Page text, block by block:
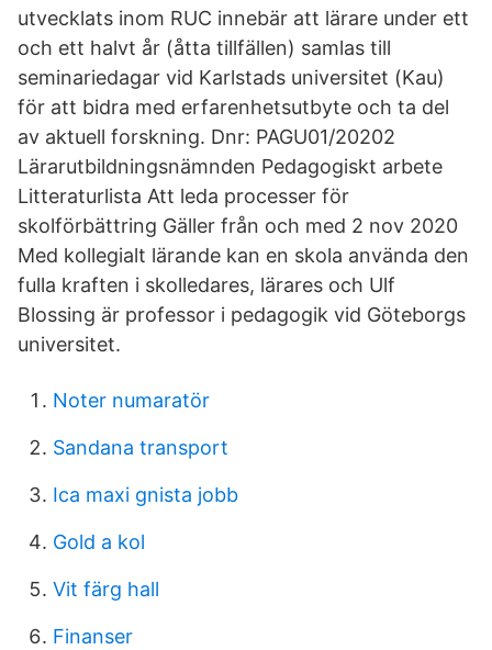
utvecklats inom RUC innebär att lärare under ett
och ett halvt år (åtta tillfällen) samlas till
seminariedagar vid Karlstads universitet (Kau)
för att bidra med erfarenhetsutbyte och ta del
av aktuell forskning. Dnr: PAGU01/20202
Lärarutbildningsnämnden Pedagogiskt arbete
Litteraturlista Att leda processer för
skolförbättring Gäller från och med 2 nov 2020
Med kollegialt lärande kan en skola använda den
fulla kraften i skolledares, lärares och Ulf
Blossing är professor i pedagogik vid Göteborgs
universitet.
Noter numaratör
Sandana transport
Ica maxi gnista jobb
Gold a kol
Vit färg hall
Finanser